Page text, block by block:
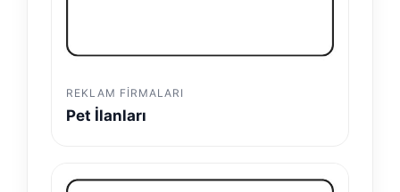
REKLAM FIRMALARI
Pet İlanları